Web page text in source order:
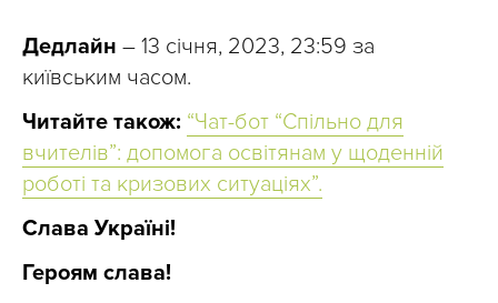
Дедлайн – 13 січня, 2023, 23:59 за
київським часом.
Читайте також: “Чат-бот “Спільно для
вчителів”: допомога освітянам у щоденній
роботі та кризових ситуаціях”.
Слава Україні!
Героям слава!